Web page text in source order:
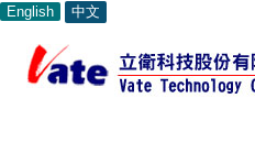
English 中文